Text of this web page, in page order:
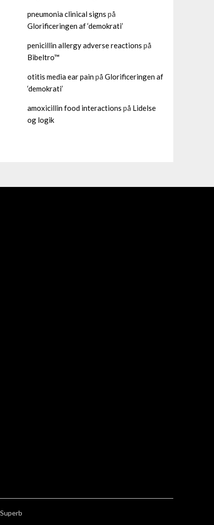
pneumonia clinical signs på
Glorificeringen af ‘demokrati’
penicillin allergy adverse reactions på
Bibeltro™
otitis media ear painpå Glorificeringen af
‘demokrati’
amoxicillin food interactions på Lidelse
og logik